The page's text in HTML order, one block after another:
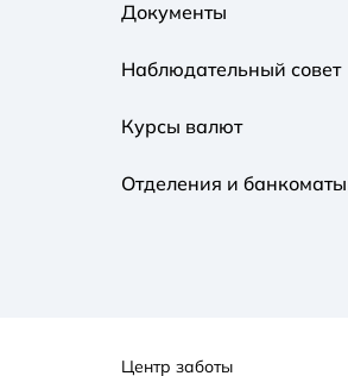
Документы
Наблюдательный совет
Курсы валют
Отделения и банкоматы
Центр заботы